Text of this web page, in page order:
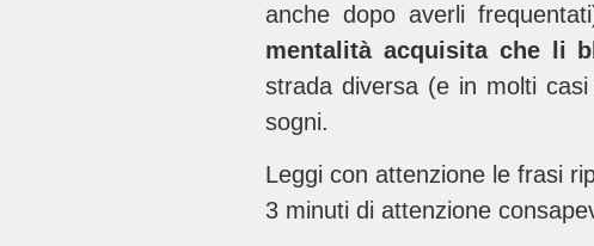
anche dopo averli
mentalità acquisita che li
strada diversa (e in molti
sogni.
Leggi con attenzione le frasi
3 minuti di attenzione